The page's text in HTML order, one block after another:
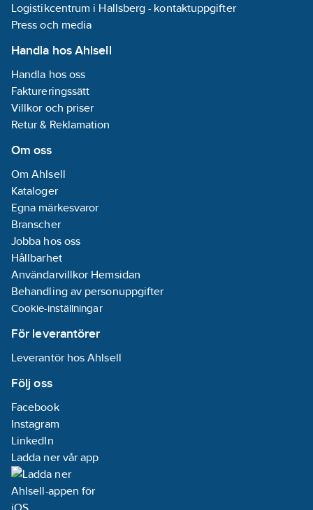
Logistikcentrum i Hallsberg - kontaktuppgifter
Press och media
Handla hos Ahlsell
Handla hos oss
Faktureringssätt
Villkor och priser
Retur & Reklamation
Om oss
Om Ahlsell
Kataloger
Egna märkesvaror
Branscher
Jobba hos oss
Hållbarhet
Användarvillkor Hemsidan
Behandling av personuppgifter
Cookie-inställningar
För leverantörer
Leverantör hos Ahlsell
Följ oss
Facebook
Instagram
LinkedIn
Ladda ner vår app